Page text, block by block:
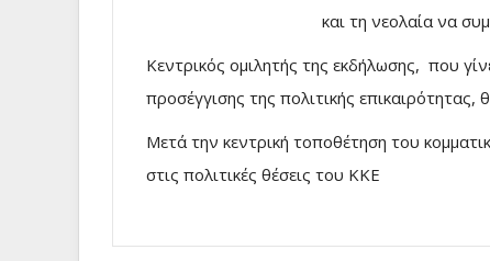
και τη νεολαία να
Κεντρικός ομιλητής της εκδήλωσης, που
προσέγγισης της πολιτικής
Μετά την κεντρική τοποθέτηση του
στις πολιτικές θέσεις του ΚΚΕ